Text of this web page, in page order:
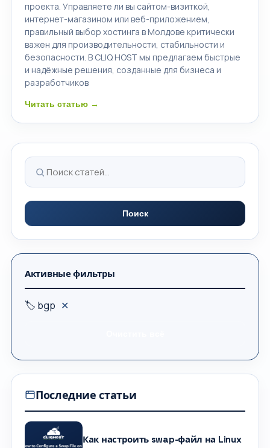
Поиск
Активные фильтры
🏷 bgp ✕
Последние статьи
Как настроить swap-файл на Linux
проекта. Управляете ли вы сайтом-визиткой,
интернет-магазином или веб-приложением,
правильный выбор хостинга в Молдове критически
важен для производительности, стабильности и
безопасности. В CLIQ HOST мы предлагаем быстрые
и надёжные решения, созданные для бизнеса и
разработчиков
Читать статью →